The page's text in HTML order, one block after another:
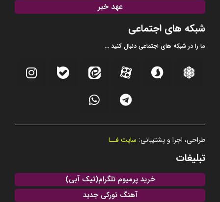
عهد خبر
شبکه های اجتماعی
ما را در شبکه های اجتماعی دنبال کنید ...
طراحی، اجرا و پشتیبانی: سایت فــا
تبلیغات
خرید پرمیوم تلگرام(تیک آبی)
آهنگ تورکی جدید